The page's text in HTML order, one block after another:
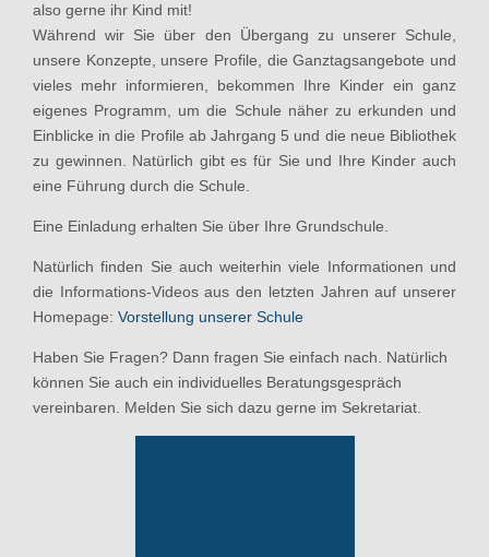
also gerne ihr Kind mit!
Während wir Sie über den Übergang zu unserer Schule,
unsere Konzepte, unsere Profile, die Ganztagsangebote und
vieles mehr informieren, bekommen Ihre Kinder ein ganz
eigenes Programm, um die Schule näher zu erkunden und
Einblicke in die Profile ab Jahrgang 5 und die neue Bibliothek
zu gewinnen. Natürlich gibt es für Sie und Ihre Kinder auch
eine Führung durch die Schule.
Eine Einladung erhalten Sie über Ihre Grundschule.
Natürlich finden Sie auch weiterhin viele Informationen und
die Informations-Videos aus den letzten Jahren auf unserer
Homepage: Vorstellung unserer Schule
Haben Sie Fragen? Dann fragen Sie einfach nach. Natürlich
können Sie auch ein individuelles Beratungsgespräch
vereinbaren. Melden Sie sich dazu gerne im Sekretariat.